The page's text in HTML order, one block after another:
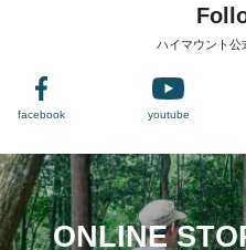
ハイマウント公
facebook youtube
ONLINE